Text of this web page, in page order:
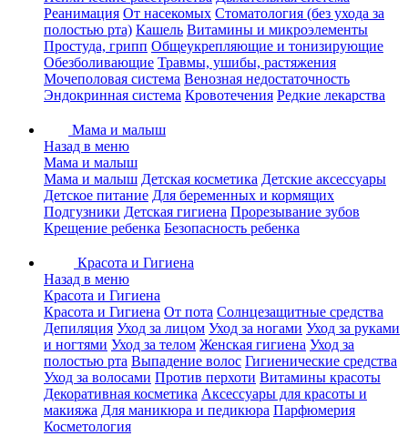
Реанимация От насекомых Стоматология (без ухода за
полостью рта) Кашель Витамины и микроэлементы
Простуда, грипп Общеукрепляющие и тонизирующие
Обезболивающие Травмы, ушибы, растяжения
Мочеполовая система Венозная недостаточность
Эндокринная система Кровотечения Редкие лекарства
Мама и малыш
Назад в меню
Мама и малыш
Мама и малыш Детская косметика Детские аксессуары
Детское питание Для беременных и кормящих
Подгузники Детская гигиена Прорезывание зубов
Крещение ребенка Безопасность ребенка
Красота и Гигиена
Назад в меню
Красота и Гигиена
Красота и Гигиена От пота Солнцезащитные средства
Депиляция Уход за лицом Уход за ногами Уход за руками
и ногтями Уход за телом Женская гигиена Уход за
полостью рта Выпадение волос Гигиенические средства
Уход за волосами Против перхоти Витамины красоты
Декоративная косметика Аксессуары для красоты и
макияжа Для маникюра и педикюра Парфюмерия
Косметология